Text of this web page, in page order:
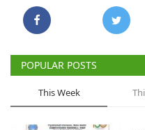
POPULAR POSTS
This Week